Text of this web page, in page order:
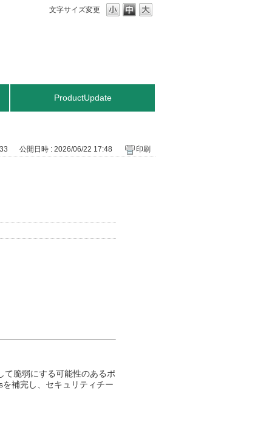
文字サイズ変更
ProductUpdate
公開日時 : 2026/06/22 17:48 印刷
て脆弱にする可能性のあるポ
補完し、セキュリティチー